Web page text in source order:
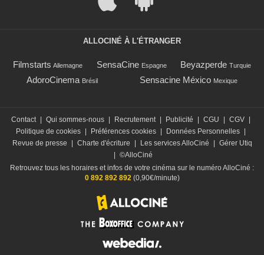
ALLOCINÉ À L'ÉTRANGER
Filmstarts Allemagne SensaCine Espagne Beyazperde Turquie
AdoroCinema Brésil Sensacine México Mexique
Contact Qui sommes-nous Recrutement Publicité CGU CGV
Politique de cookies
Préférences cookies Données Personnelles
Revue de presse
Charte d'écriture Les services AlloCiné
Gérer Utiq
©AlloCiné
Retrouvez tous les horaires et infos de votre cinéma sur le numéro AlloCiné :
0 892 892 892(0,90€/minute)